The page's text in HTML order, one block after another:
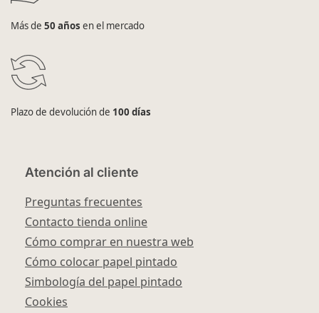
Más de 50 años en el mercado
Plazo de devolución de 100 días
Atención al cliente
Preguntas frecuentes
Contacto tienda online
Cómo comprar en nuestra web
Cómo colocar papel pintado
Simbología del papel pintado
Cookies